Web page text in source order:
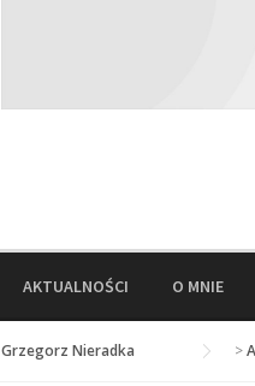
AKTUALNOŚCI O MNIE
Grzegorz Nieradka >